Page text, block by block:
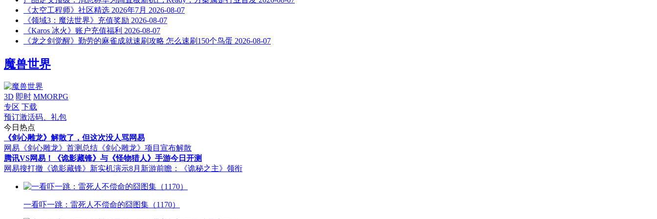
《太空工程师》社区精选 2026年7月 2026-08-07
《领域3：魔法世界》充值奖励 2026-08-07
《Karos 冰火》账户充值福利 2026-08-07
《龙之剑觉醒》勤劳的麻雀成就速刷攻略 怎么速刷150个鸟蛋 2026-08-07
魔兽世界
3D 即时 MMORPG
专区 下载
预订激活码、礼包
今日热点
《剑心雕龙》解散了，但这次没人骂网易
网易《剑心雕龙》首测总结 《剑心雕龙》项目宣布解散
腾讯VS网易！《诡影藏锋》与《怪物猎人》手游今日开测
网易搜打撤《诡影藏锋》新实机演示8月新游前瞻：《诡秘之主》领衔
一看吓一跳：雷死人不偿命的囧图集（1170）